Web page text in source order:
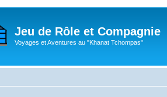
Jeu de Rôle et Compagnie
Voyages et Aventures au "Khanat Tchompas"